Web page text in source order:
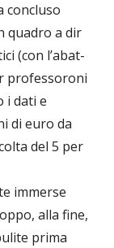
concluso
quadro a dir
(con l’abat-
professoroni
i dati e
di euro da
del 5 per
immerse
alla fine,
prima